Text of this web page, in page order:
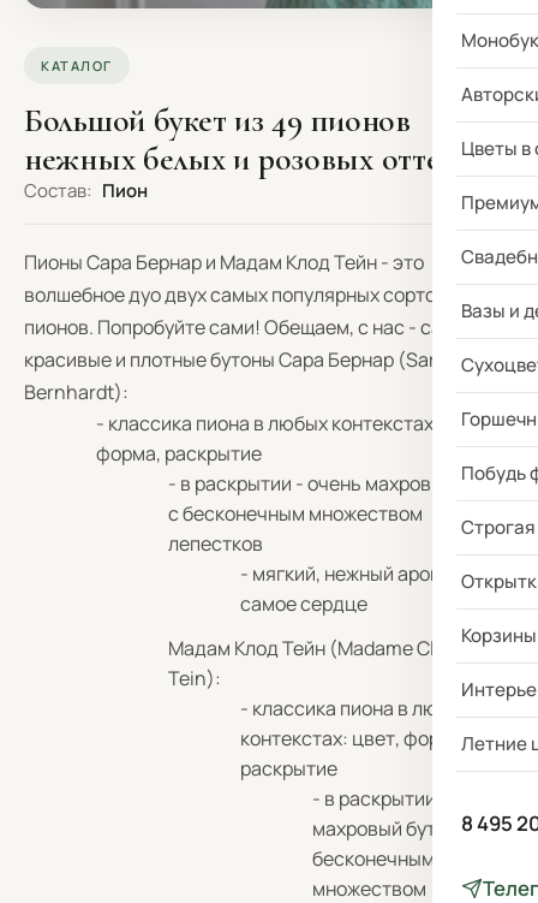
Цветы в
Вазы и
Побудь
Летние
8 495
КАТАЛОГ
Большой букет из 49 пионов
нежных белых и розовых оттенков
Состав: Пион
Пионы Сара Бернар и Мадам Клод Тейн - это
волшебное дуо двух самых популярных сортов
пионов. Попробуйте сами! Обещаем, с нас - самые
красивые и плотные бутоны Сара Бернар (Sarah
Bernhardt):
- классика пиона в любых контекстах: цвет,
форма, раскрытие
- в раскрытии - очень махровый бутон
с бесконечным множеством
лепестков
- мягкий, нежный аромат - в
самое сердце
Мадам Клод Тейн (Madame Claude
Tein):
- классика пиона в любых
контекстах: цвет, форма,
раскрытие
- в раскрытии - очень
махровый бутон с
бесконечным
множеством